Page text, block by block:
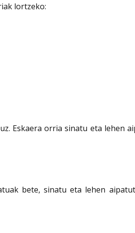
lortzeko:
Eskaera orria sinatu eta lehen
bete, sinatu eta lehen